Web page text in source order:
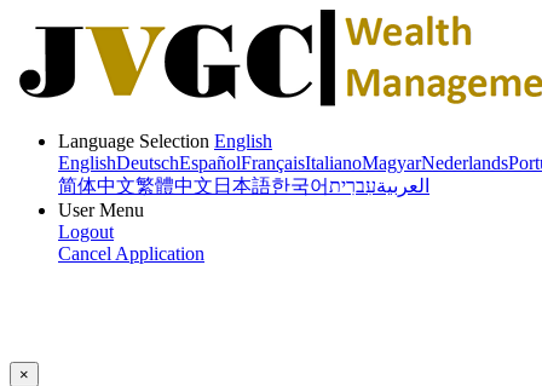
Language Selection English
EnglishDeutschEspañolFrançaisItalianoMagyarNederlands
简体中文繁體中文 日本語한국어 العربيةעִברִית
User Menu
Logout
Cancel Application
×